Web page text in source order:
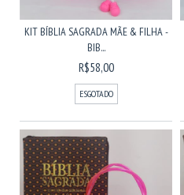
KIT BÍBLIA SAGRADA MÃE & FILHA -
BIB...
R$58,00
ESGOTADO